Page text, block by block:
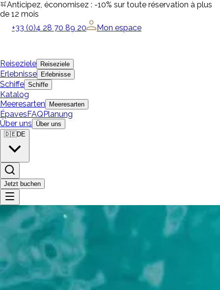
Anticipez, économisez : -10% sur toute réservation à plus
de 12 mois
+33 (0)4 28 70 89 20
Mon espace
Reiseziele Reiseziele
Erlebnisse Erlebnisse
Schiffe Schiffe
Katalog
Meeresarten
Meeresarten
ÉpavesFAQPlanung
Über uns
Über uns
🇩🇪DE
Jetzt buchen